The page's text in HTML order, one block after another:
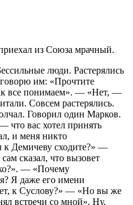
из Союза мрачный.
люди. Растерялись
им: «Прочтите
все понимаем». — «Нет, —
Совсем растерялись.
Говорил один Марков.
вас хотел принять
и меня никто
Демичеву сходите?» —
сказал, что вызовет
— «Почему
Я даже его имени
к Суслову?» — «Но вы же
встречи со мной». Ну,